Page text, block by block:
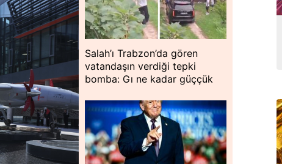
Salah’ı Trabzon’da gören
vatandaşın verdiği tepki
bomba: Gı ne kadar güççük